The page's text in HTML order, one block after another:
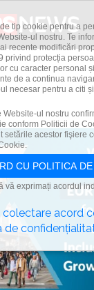
tip cookie pentru a
ul nostru. Te
recente modificări
privind protecția
cu caracter personal
de a continua
necesar pentru a citi
ul nostru
conform Politicii de
setările acestor fişiere
CU POLITICA
vă exprimați acordul
colectare acord
de